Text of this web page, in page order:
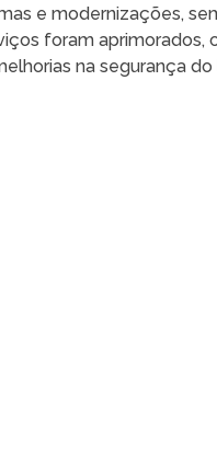
e modernizações,
foram
na segurança do